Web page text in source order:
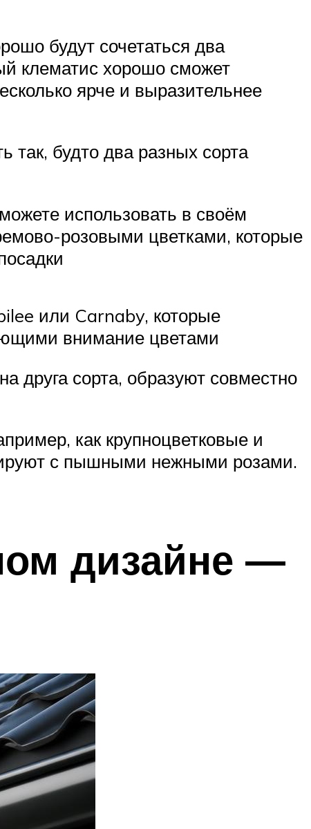
будут сочетаться два
клематис хорошо сможет
ярче и выразительнее
так, будто два разных сорта
использовать в своём
розовыми цветками, которые
или Carnaby, которые
внимание цветами
друга сорта, образуют совместно
как крупноцветковые и
с пышными нежными розами.
дизайне —